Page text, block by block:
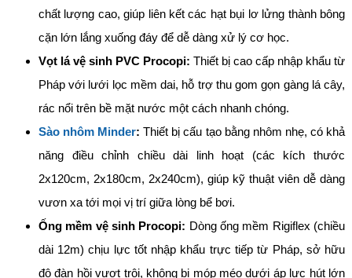
chất lượng cao, giúp liên kết các hạt bụi lơ lửng thành bông
cặn lớn lắng xuống đáy để dễ dàng xử lý cơ học.
Vọt lá vệ sinh PVC Procopi: Thiết bị cao cấp nhập khẩu từ
Pháp với lưới lọc mềm dai, hỗ trợ thu gom gọn gàng lá cây,
rác nổi trên bề mặt nước một cách nhanh chóng.
Sào nhôm Minder: Thiết bị cấu tạo bằng nhôm nhẹ, có khả
năng điều chỉnh chiều dài linh hoạt (các kích thước
2x120cm, 2x180cm, 2x240cm), giúp kỹ thuật viên dễ dàng
vươn xa tới mọi vị trí giữa lòng bể bơi.
Ống mềm vệ sinh Procopi: Dòng ống mềm Rigiflex (chiều
dài 12m) chịu lực tốt nhập khẩu trực tiếp từ Pháp, sở hữu
độ đàn hồi vượt trội, không bị móp méo dưới áp lực hút lớn